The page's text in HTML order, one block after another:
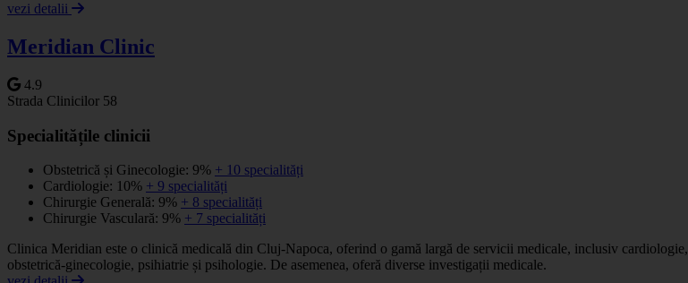
vezi detalii
Meridian Clinic
4.9
Strada Clinicilor 58
Specialitățile clinicii
Obstetrică și Ginecologie: 9% + 10 specialități
Cardiologie: 10% + 9 specialități
Chirurgie Generală: 9% + 8 specialități
Chirurgie Vasculară: 9% + 7 specialități
Clinica Meridian este o clinică medicală din Cluj-Napoca, oferind o gamă largă de servicii medicale, inclusiv
obstetrică-ginecologie, psihiatrie și psihologie. De asemenea, oferă diverse investigații medicale.